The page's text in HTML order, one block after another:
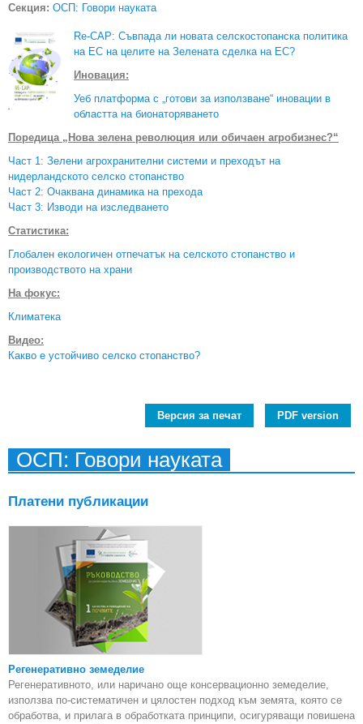
Секция: ОСП: Говори науката
Re-CAP: Съвпада ли новата селскостопанска политика
на ЕС на целите на Зелената сделка на ЕС?
Иновация:
Уеб платформа с „готови за използване“ иновации в
областта на бионаторяването
Поредица „Нова зелена революция или обичаен агробизнес?“
Част 1: Зелени агрохранителни системи и преходът на
нидерландското селско стопанство
Част 2: Очаквана динамика на прехода
Част 3: Изводи на изследването
Статистика:
Глобален екологичен отпечатък на селското стопанство и
производството на храни
На фокус:
Климатека
Видео:
Какво е устойчиво селско стопанство?
Версия за печат PDF version
ОСП: Говори науката
Платени публикации
Регенеративно земеделие
Регенеративното, или наричано още консервационно земеделие,
използва по-систематичен и цялостен подход към земята, която се
обработва, и прилага в обработката принципи, осигуряващи повишена